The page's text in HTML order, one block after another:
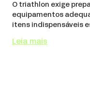
O triathlon exige
equipamentos
itens indispensáveis
conforto,
Leia mais